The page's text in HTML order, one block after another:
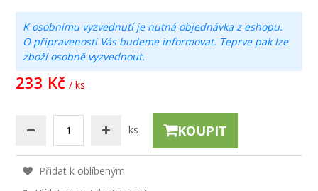
K osobnímu vyzvednutí je nutná objednávka z eshopu.
O připravenosti Vás budeme informovat. Teprve pak lze
zboží osobně vyzvednout.
233 Kč / ks
ks KOUPIT
Přidat k oblíbeným